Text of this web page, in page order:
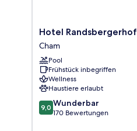
Hotel
Randsbergerhof
Cham
Hotel Randsbergerhof
Cham
Pool
Frühstück inbegriffen
Wellness
Haustiere erlaubt
9.0
von
9,0 Wunderbar
170 Bewertungen